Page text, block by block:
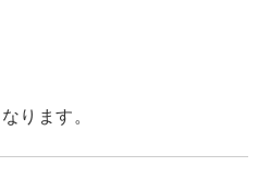
ります。